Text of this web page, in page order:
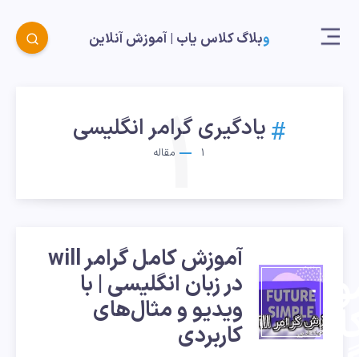
وبلاگ کلاس یاب |‌ آموزش آنلاین
یادگیری گرامر انگلیسی
1 مقاله
1
آموزش کامل گرامر will
در زبان انگلیسی | با
ویدیو و مثال‌های
کاربردی